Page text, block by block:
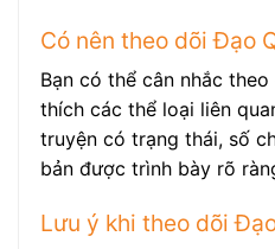
Có nên theo dõi Đạo
Bạn có thể cân nhắc
thích các thể loại liên
truyện có trạng thái, số
bản được trình bày rõ
Lưu ý khi theo dõi